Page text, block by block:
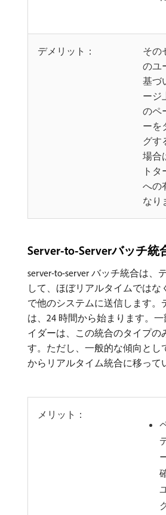
デメリット：
その
のユ
基づ
ージ
のペ
ーを
グす
場合
ト
への
なり
Server-to-Serverバッチ統
server-to-server バッチ統合は、
して、ほぼリアルタイムではな
で他のシステムに送信します。
は、24 時間から始まります。
イダーは、この統合のタイプの
す。ただし、一般的な傾向とし
からリアルタイム統合に移って
メリット：